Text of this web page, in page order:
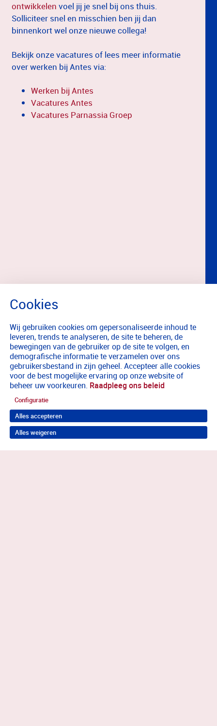
ontwikkelen voel jij je snel bij ons thuis.
Solliciteer snel en misschien ben jij dan
binnenkort wel onze nieuwe collega!
Bekijk onze vacatures of lees meer informatie
over werken bij Antes via:
Werken bij Antes
Vacatures Antes
Vacatures Parnassia Groep
Wij gebruiken cookies om gepersonaliseerde inhoud te
leveren, trends te analyseren, de site te beheren, de
bewegingen van de gebruiker op de site te volgen, en
demografische informatie te verzamelen over ons
gebruikersbestand in zijn geheel. Accepteer alle cookies
voor de best mogelijke ervaring op onze website of
beheer uw voorkeuren. Raadpleeg ons beleid
Configuratie
Alles accepteren
Alles weigeren